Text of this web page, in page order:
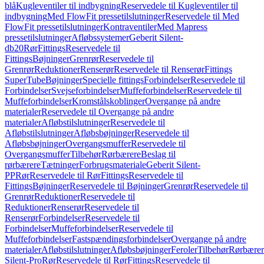
blåKugleventiler til indbygningReservedele til Kugleventiler til
indbygningMed FlowFit pressetilslutningerReservedele til Med
FlowFit pressetilslutningerKontraventilerMed Mapress
pressetilslutningerAfløbssystemerGeberit Silent-
db20RørFittingsReservedele til
FittingsBøjningerGrenrørReservedele til
GrenrørReduktionerRenserørReservedele til RenserørFittings
SuperTubeBøjningerSpecielle fittingsForbindelserReservedele til
ForbindelserSvejseforbindelserMuffeforbindelserReservedele til
MuffeforbindelserKromstålskoblingerOvergange på andre
materialerReservedele til Overgange på andre
materialerAfløbstilslutningerReservedele til
AfløbstilslutningerAfløbsbøjningerReservedele til
AfløbsbøjningerOvergangsmufferReservedele til
OvergangsmufferTilbehørRørbærereBeslag til
rørbærereTætningerForbrugsmaterialeGeberit Silent-
PPRørReservedele til RørFittingsReservedele til
FittingsBøjningerReservedele til BøjningerGrenrørReservedele til
GrenrørReduktionerReservedele til
ReduktionerRenserørReservedele til
RenserørForbindelserReservedele til
ForbindelserMuffeforbindelserReservedele til
MuffeforbindelserFastspændingsforbindelserOvergange på andre
materialerAfløbstilslutningerAfløbsbøjningerFerolerTilbehør
Silent-ProRørReservedele til RørFittingsReservedele til